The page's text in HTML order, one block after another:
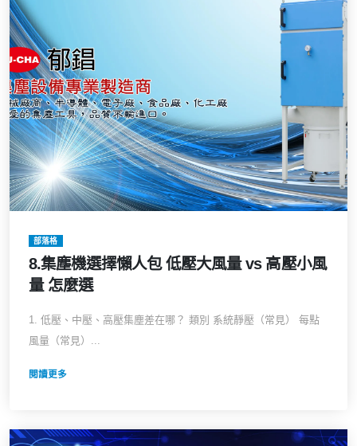
部落格
8.集塵機選擇懶人包 低壓大風量 vs 高壓小風
量 怎麼選
1. 低壓、中壓、高壓集塵差在哪？ 類別 系統靜壓（常見） 每點
風量（常見）...
閱讀更多